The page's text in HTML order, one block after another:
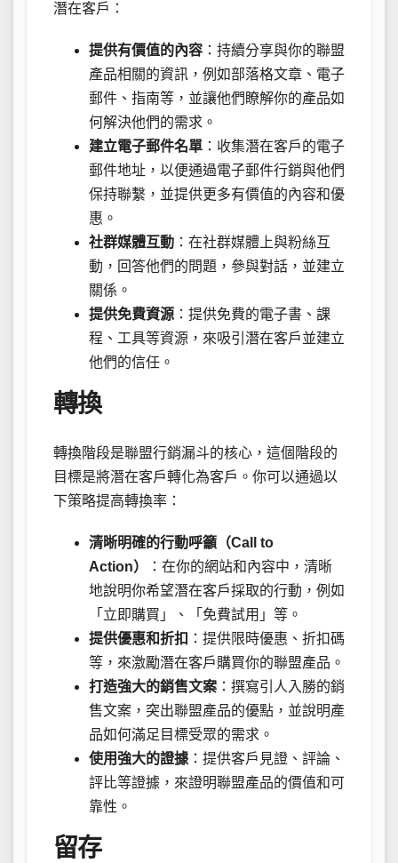
潛在客戶：
提供有價值的內容 ：持續分享與你的聯盟
產品相關的資訊，例如部落格文章、電子
郵件、指南等，並讓他們瞭解你的產品如
何解決他們的需求。
建立電子郵件名單 ：收集潛在客戶的電子
郵件地址，以便通過電子郵件行銷與他們
保持聯繫，並提供更多有價值的內容和優
惠。
社群媒體互動 ：在社群媒體上與粉絲互
動，回答他們的問題，參與對話，並建立
關係。
提供免費資源 ：提供免費的電子書、課
程、工具等資源，來吸引潛在客戶並建立
他們的信任。
轉換
轉換階段是聯盟行銷漏斗的核心，這個階段的
目標是將潛在客戶轉化為客戶。你可以通過以
下策略提高轉換率：
清晰明確的行動呼籲（Call to
Action）
：在你的網站和內容中，清晰
地說明你希望潛在客戶採取的行動，例如
「立即購買」、「免費試用」等。
提供優惠和折扣 ：提供限時優惠、折扣碼
等，來激勵潛在客戶購買你的聯盟產品。
打造強大的銷售文案 ：撰寫引人入勝的銷
售文案，突出聯盟產品的優點，並說明產
品如何滿足目標受眾的需求。
使用強大的證據 ：提供客戶見證、評論、
評比等證據，來證明聯盟產品的價值和可
靠性。
留存